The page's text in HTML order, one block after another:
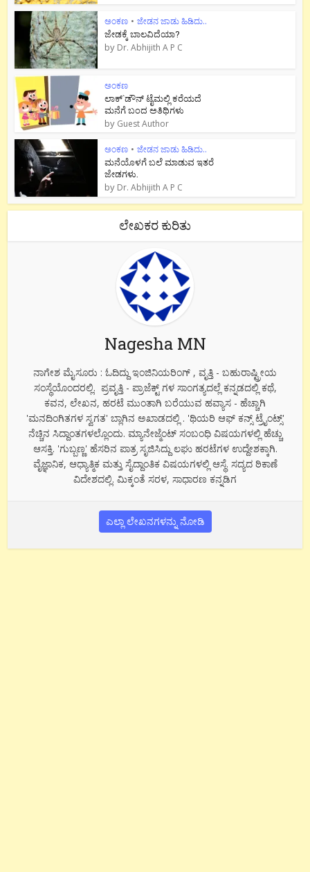
ಅಂಕಣ • ಜೇಡನ ಜಾಡು ಹಿಡಿದು..
ಜೇಡಕ್ಕೆ ಬಾಲವಿದೆಯಾ?
by Dr. Abhijith A P C
ಅಂಕಣ
ಲಾಕ್`ಡೌನ್ ಟೈಮಲ್ಲಿ ಕರೆಯದೆ
ಮನೆಗೆ ಬಂದ ಅತಿಥಿಗಳು
by Guest Author
ಅಂಕಣ • ಜೇಡನ ಜಾಡು ಹಿಡಿದು..
ಮನೆಯೊಳಗೆ ಬಲೆ ಮಾಡುವ ಇತರೆ
ಜೇಡಗಳು.
by Dr. Abhijith A P C
ಲೇಖಕರ ಕುರಿತು
Nagesha MN
ನಾಗೇಶ ಮೈಸೂರು : ಓದಿದ್ದು ಇಂಜಿನಿಯರಿಂಗ್ , ವೃತ್ತಿ - ಬಹುರಾಷ್ಟ್ರೀಯ
ಸಂಸ್ಥೆಯೊಂದರಲ್ಲಿ. ಪ್ರವೃತ್ತಿ - ಪ್ರಾಜೆಕ್ಟ್ ಗಳ ಸಾಂಗತ್ಯದಲ್ಲೆ ಕನ್ನಡದಲ್ಲಿ ಕಥೆ,
ಕವನ, ಲೇಖನ, ಹರಟೆ ಮುಂತಾಗಿ ಬರೆಯುವ ಹವ್ಯಾಸ - ಹೆಚ್ಚಾಗಿ
'ಮನದಿಂಗಿತಗಳ ಸ್ವಗತ' ಬ್ಲಾಗಿನ ಅಖಾಡದಲ್ಲಿ . 'ಥಿಯರಿ ಆಫ್ ಕನ್ಸ್ ಟ್ರೈಂಟ್ಸ್'
ನೆಚ್ಚಿನ ಸಿದ್ದಾಂತಗಳಲ್ಲೊಂದು. ಮ್ಯಾನೇಜ್ಮೆಂಟ್ ಸಂಬಂಧಿ ವಿಷಯಗಳಲ್ಲಿ ಹೆಚ್ಚು
ಆಸಕ್ತಿ. 'ಗುಬ್ಬಣ್ಣ' ಹೆಸರಿನ ಪಾತ್ರ ಸೃಜಿಸಿದ್ದು ಲಘು ಹರಟೆಗಳ ಉದ್ದೇಶಕ್ಕಾಗಿ.
ವೈಜ್ಞಾನಿಕ, ಆಧ್ಯಾತ್ಮಿಕ ಮತ್ತು ಸೈದ್ದಾಂತಿಕ ವಿಷಯಗಳಲ್ಲಿ ಆಸ್ಥೆ. ಸದ್ಯದ ಠಿಕಾಣೆ
ವಿದೇಶದಲ್ಲಿ. ಮಿಕ್ಕಂತೆ ಸರಳ, ಸಾಧಾರಣ ಕನ್ನಡಿಗ
ಎಲ್ಲಾ ಲೇಖನಗಳನ್ನು ನೋಡಿ